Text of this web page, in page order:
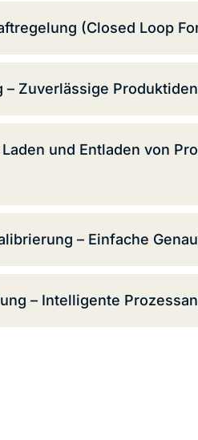
(Closed Loop
– Zuverlässige
und Entladen von
– Einfache
– Intelligente